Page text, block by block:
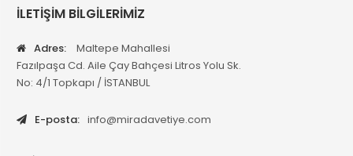
İLETİŞİM BİLGİLERİMİZ
Adres:
Maltepe Mahallesi
Fazılpaşa Cd. Aile Çay Bahçesi Litros Yolu Sk.
No: 4/1 Topkapı / İSTANBUL
E-posta: info@miradavetiye.com